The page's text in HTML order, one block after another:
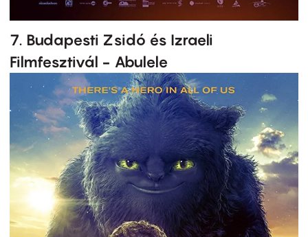
7. Budapesti Zsidó és Izraeli
Filmfesztivál - Abulele